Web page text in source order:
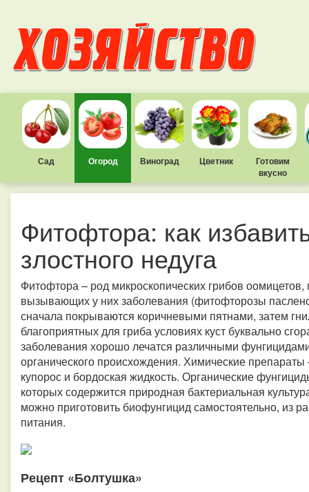
Сад Огород Виноград Цветник
Готовим
вкусно
Фитофтора: как
злостного недуга
Фитофтора – род микроскопических грибов
вызывающих у них заболевания (фитофторозы
сначала покрываются коричневыми пятнами, затем
благоприятных для гриба условиях куст буквально
заболевания хорошо лечатся различными
органического происхождения. Химические
купорос и бордоская жидкость. Органические
которых содержится природная бактериальная
можно приготовить биофунгицид самостоятельно, из
питания.
Рецепт «Болтушка»